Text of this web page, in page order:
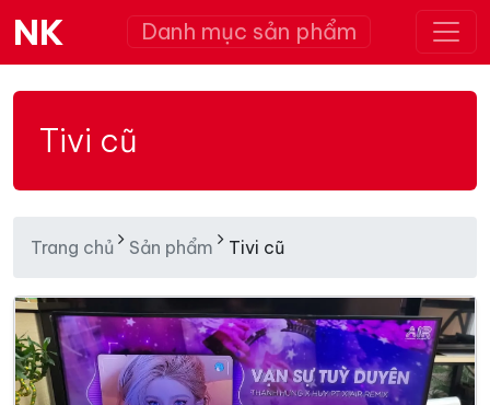
NK Danh mục sản phẩm
Tivi cũ
Trang chủ Sản phẩm Tivi cũ